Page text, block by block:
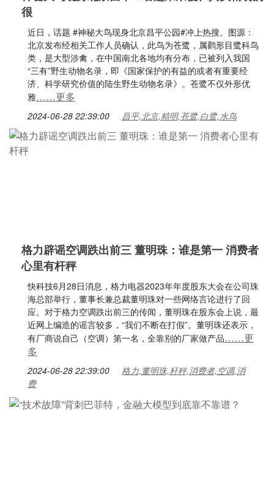
很
近日，话题 #神秘大鸟现身北京昌平公园#冲上热搜。图源：
北京发布经相关工作人员确认，此鸟为苍鹭，属鹳形目鹭科鸟
类，是大型涉禽，在中国南北各地均有分布，已被列入我国
“三有”野生动物名录，即《国家保护的有益的或者有重要经
济、科学研究价值的陆生野生动物名录》。苍鹭不仅外形优
雅……更多
2024-06-28 22:39:00 昌平,北京,精明,苍鹭,白鹭,水鸟
格力辟谣空调跌出前三 董明珠：谁是第一 消费者
心里有杆秤
快科技6月28日消息，格力电器2023年年度股东大会在公司珠
海总部举行，董事长兼总裁董明珠对一些网络言论进行了回
应。对于格力空调跌出前三的传闻，董明珠在股东会上说，最
近网上编造的谣言较多，“我们不断在打假”。董明珠还表示，
有厂商说自己（空调）第一名，全靠别的厂家做产品……更
多
2024-06-28 22:39:00
格力,董明珠,杆秤,消费者,空调,消
费